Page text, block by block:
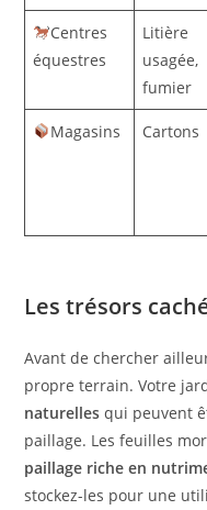
Centres
équestres
Litière
usagée,
fumier
Magasins Cartons
Les trésors
Avant de chercher
propre terrain. Votre
naturelles qui peuvent
paillage. Les feuilles
paillage riche en
stockez-les pour une